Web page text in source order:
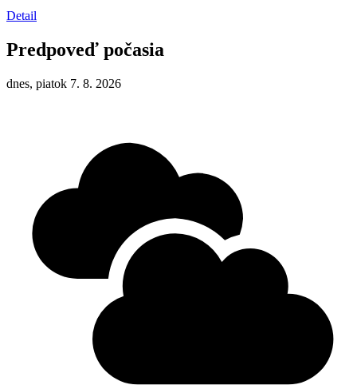
Detail
Predpoveď počasia
dnes, piatok 7. 8. 2026